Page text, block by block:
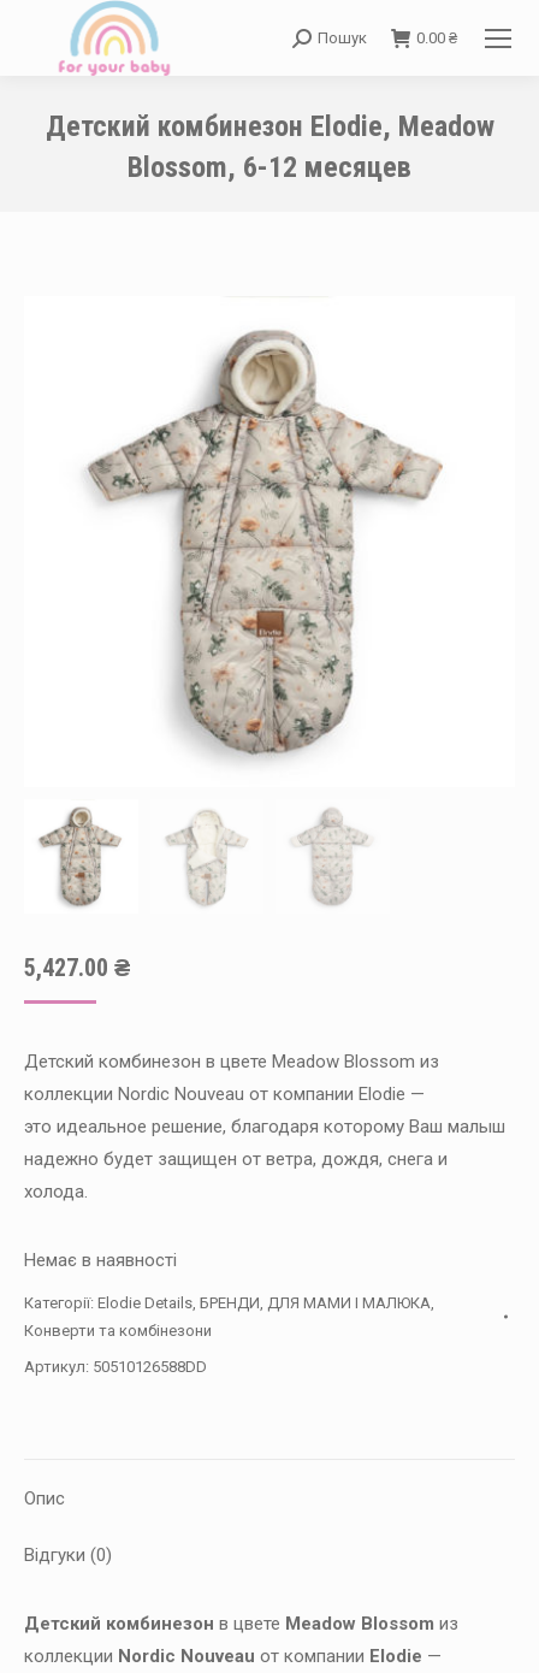
Search:
Пошук 0.00 ₴
Детский комбинезон Elodie, Meadow
Blossom, 6-12 месяцев
5,427.00 ₴
Детский комбинезон в цвете Meadow Blossom из
коллекции Nordic Nouveau от компании Elodie —
это идеальное решение, благодаря которому Ваш малыш
надежно будет защищен от ветра, дождя, снега и
холода.
Немає в наявності
Категорії: Elodie Details БРЕНДИ ДЛЯ МАМИ І МАЛЮКА
Конверти та комбінезони
Артикул: 50510126588DD
Опис
Відгуки (0)
Детский комбинезон в цвете Meadow Blossom из
коллекции Nordic Nouveau от компании Elodie —